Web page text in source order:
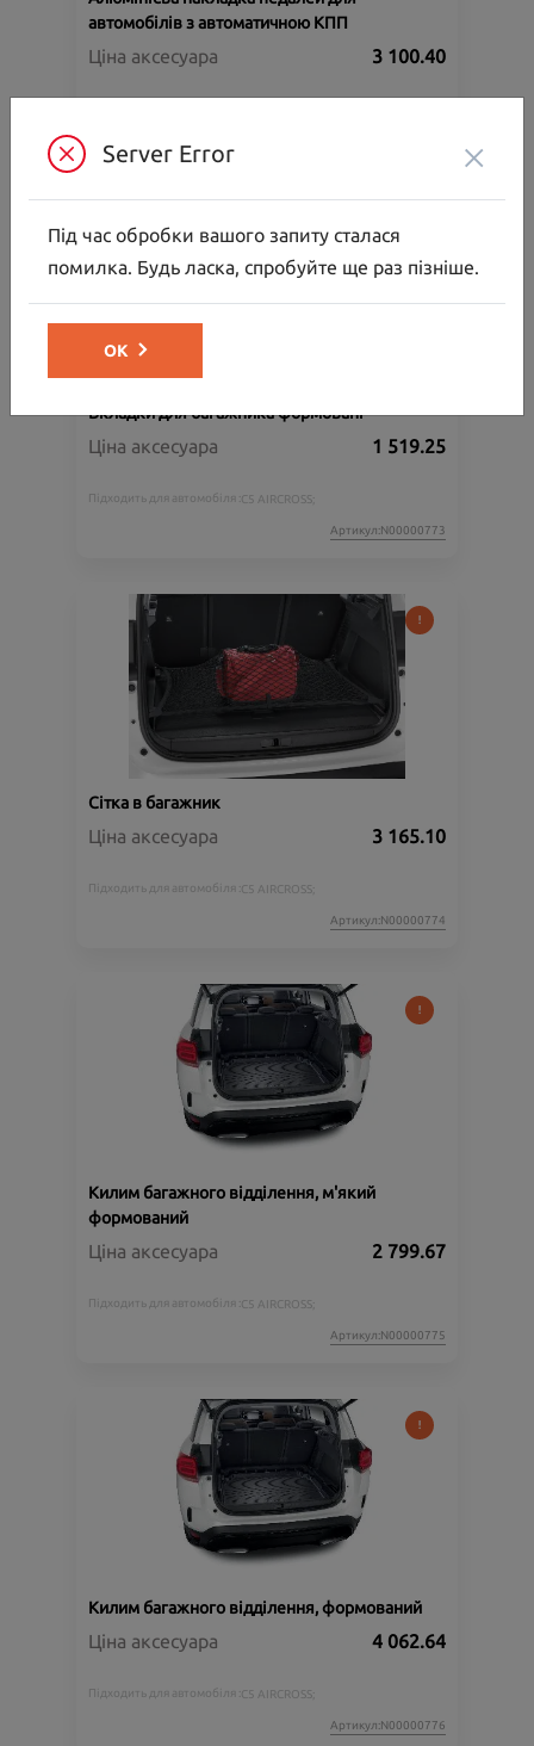
автомобілів з автоматичною КПП
Ціна аксесуара 3 100.40
Вкладки для багажника формовані
Ціна аксесуара 1 519.25
Підходить для автомобіля : C5 AIRCROSS;
Артикул:N00000773
Сітка в багажник
Ціна аксесуара 3 165.10
Підходить для автомобіля : C5 AIRCROSS;
Артикул:N00000774
Килим багажного відділення, м'який
формований
Ціна аксесуара 2 799.67
Підходить для автомобіля : C5 AIRCROSS;
Артикул:N00000775
Килим багажного відділення, формований
Ціна аксесуара 4 062.64
Підходить для автомобіля : C5 AIRCROSS;
Артикул:N00000776
Server Error ×
Під час обробки вашого запиту сталася
помилка. Будь ласка, спробуйте ще раз пізніше.
ОК